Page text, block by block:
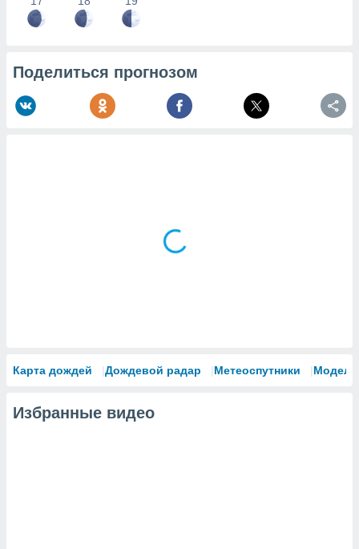
Поделиться прогнозом
Карта дождей Дождевой радар Метеоспутники Модели
Избранные видео